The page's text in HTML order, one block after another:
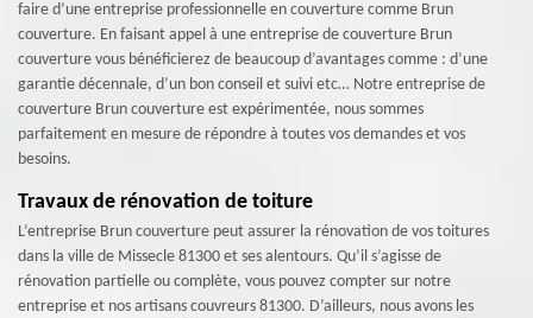
faire d’une entreprise professionnelle en couverture comme Brun
couverture. En faisant appel à une entreprise de couverture Brun
couverture vous bénéficierez de beaucoup d’avantages comme : d’une
garantie décennale, d’un bon conseil et suivi etc… Notre entreprise de
couverture Brun couverture est expérimentée, nous sommes
parfaitement en mesure de répondre à toutes vos demandes et vos
besoins.
Travaux de rénovation de toiture
L’entreprise Brun couverture peut assurer la rénovation de vos toitures
dans la ville de Missecle 81300 et ses alentours. Qu’il s’agisse de
rénovation partielle ou complète, vous pouvez compter sur notre
entreprise et nos artisans couvreurs 81300. D’ailleurs, nous avons les